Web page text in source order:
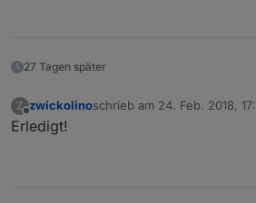
27 Tagen später
Z
Offline
zwickolinoschrieb am 24. Feb. 2018,
zuletzt editiert von
Erledigt!